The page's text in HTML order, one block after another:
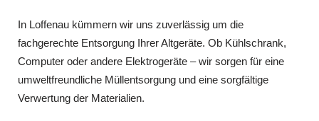
In Loffenau kümmern wir uns zuverlässig um die
fachgerechte Entsorgung Ihrer Altgeräte. Ob Kühlschrank,
Computer oder andere Elektrogeräte – wir sorgen für eine
umweltfreundliche Müllentsorgung und eine sorgfältige
Verwertung der Materialien.